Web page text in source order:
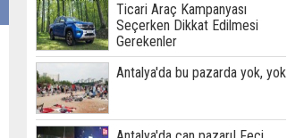
Ticari Araç Kampanyası
Seçerken Dikkat Edilmesi
Gerekenler
Antalya'da bu pazarda yok, yok